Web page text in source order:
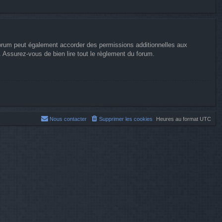
peut également accorder des permissions additionnelles aux
vous de bien lire tout le règlement du forum.
Heures au format UTC
Supprimer les cookies
Nous contacter